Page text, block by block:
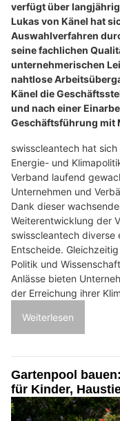
verfügt über
Lukas von Känel hat
Auswahlverfahren
seine fachlichen
unternehmerischen
nahtlose
Känel die
und nach einer
Geschäftsführung mit
swisscleantech hat
Energie- und
Verband laufend
Unternehmen und
Dank dieser
Weiterentwicklung der
swisscleantech diverse
Entscheide.
Politik und
Anlässe bieten
der Erreichung ihrer
Weiterlesen
Gartenpool
für Kinder,